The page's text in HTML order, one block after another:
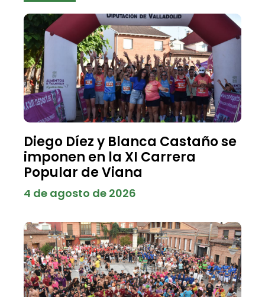
Diego Díez y Blanca Castaño se
imponen en la XI Carrera
Popular de Viana
4 de agosto de 2026